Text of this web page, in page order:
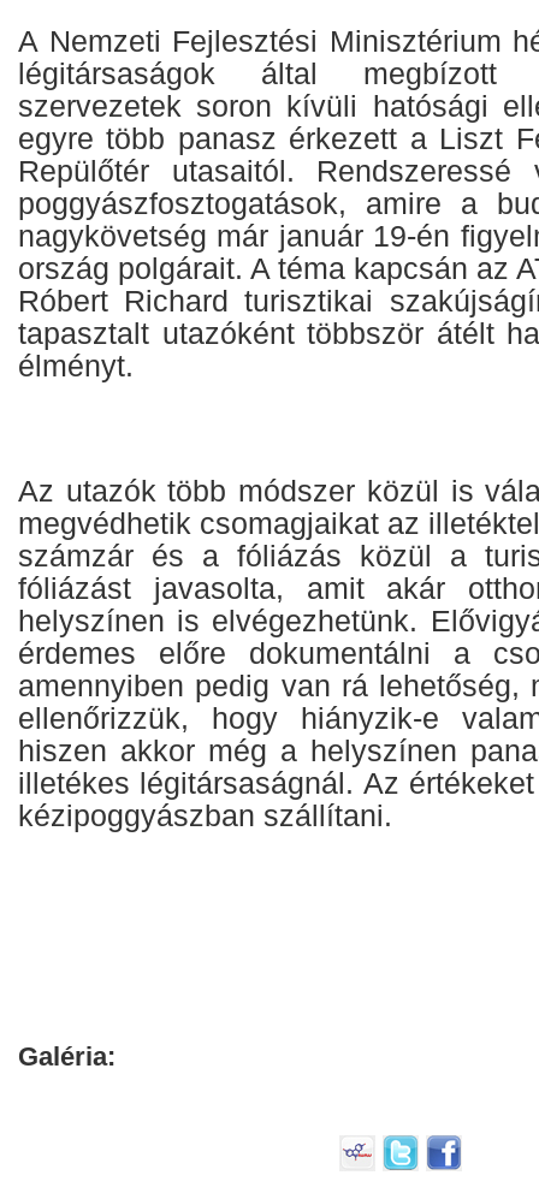
A Nemzeti Fejlesztési Minisztérium
légitársaságok által megbízott
szervezetek soron kívüli hatósági
egyre több panasz érkezett a Liszt
Repülőtér utasaitól.
poggyászfosztogatások, amire a
nagykövetség már január 19-én
ország polgárait. A téma kapcsán az
Róbert Richard turisztikai
tapasztalt utazóként többször átélt
élményt.
Az utazók több módszer közül is
megvédhetik csomagjaikat az
számzár és a fóliázás közül a
fóliázást javasolta, amit akár
helyszínen is elvégezhetünk.
érdemes előre dokumentálni a
amennyiben pedig van rá lehetőség,
ellenőrizzük, hogy hiányzik-e
hiszen akkor még a helyszínen
illetékes légitársaságnál. Az
kézipoggyászban szállítani.
Galéria: